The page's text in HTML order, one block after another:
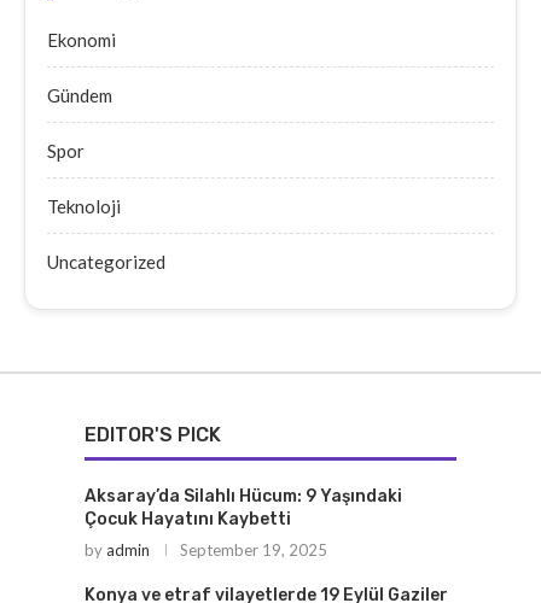
Ekonomi
Gündem
Spor
Teknoloji
Uncategorized
EDITOR'S PICK
Aksaray’da Silahlı Hücum: 9 Yaşındaki
Çocuk Hayatını Kaybetti
byadmin September 19, 2025
Konya ve etraf vilayetlerde 19 Eylül Gaziler